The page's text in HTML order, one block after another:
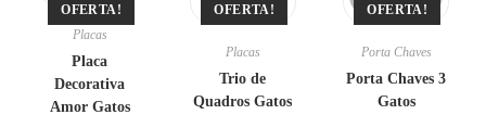
OFERTA!
Placas
Placa
Decorativa
Amor Gatos
OFERTA!
Placas
Trio de
Quadros Gatos
OFERTA!
Porta Chaves
Porta Chaves 3
Gatos